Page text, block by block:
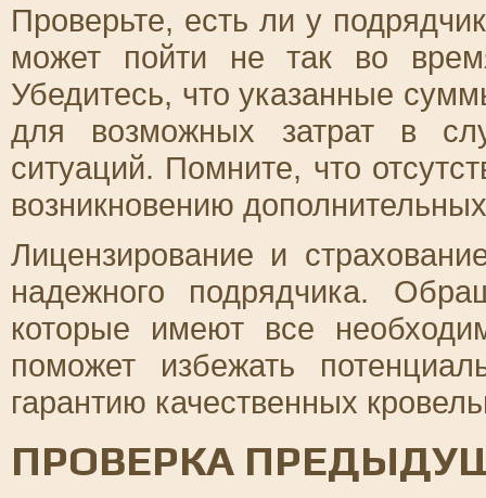
Проверьте, есть ли у
может пойти не так во
Убедитесь, что указанные
для возможных затрат в
ситуаций. Помните, что
возникновению
Лицензирование и
надежного подрядчика.
которые имеют все
поможет избежать
гарантию качественных
ПРОВЕРКА